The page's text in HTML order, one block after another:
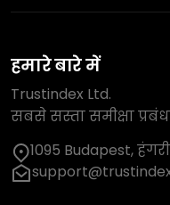
हमारे बारे में
Trustindex Ltd.
सबसे सस्ता समीक्षा
1095 Budapest,